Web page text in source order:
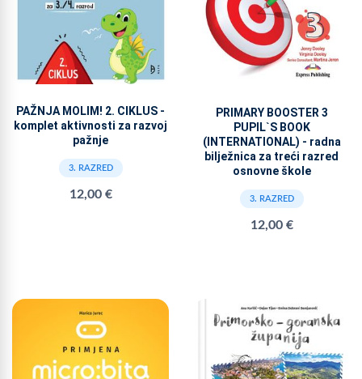
PAŽNJA MOLIM! 2. CIKLUS -
komplet aktivnosti za razvoj
pažnje
3. RAZRED
12,00 €
PRIMARY BOOSTER 3
PUPIL`S BOOK
(INTERNATIONAL) - radna
bilježnica za treći razred
osnovne škole
3. RAZRED
12,00 €